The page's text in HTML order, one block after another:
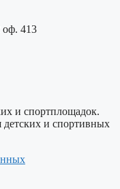
оф. 413
и спортплощадок.
и спортивных